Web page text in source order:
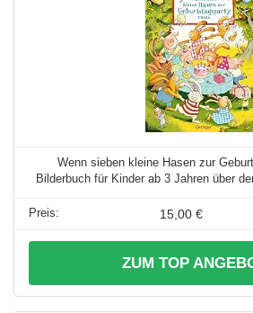
Wenn sieben kleine Hasen zur
Bilderbuch für Kinder ab 3 Jahren über
15,00 €
ZUM TOP